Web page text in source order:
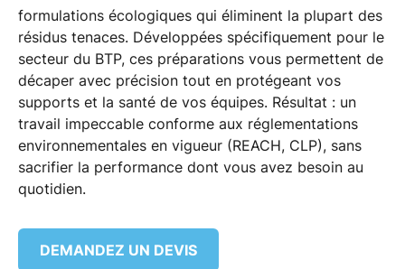
formulations écologiques qui éliminent la plupart des
résidus tenaces. Développées spécifiquement pour le
secteur du BTP, ces préparations vous permettent de
décaper avec précision tout en protégeant vos
supports et la santé de vos équipes. Résultat : un
travail impeccable conforme aux réglementations
environnementales en vigueur (REACH, CLP), sans
sacrifier la performance dont vous avez besoin au
quotidien.
DEMANDEZ UN DEVIS